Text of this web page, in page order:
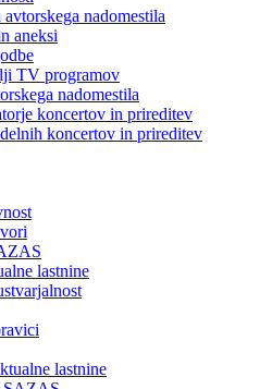
nadomestila
aneksi
TV programov
nadomestila
koncertov in prireditev
koncertov in prireditev
lastnine
lastnine